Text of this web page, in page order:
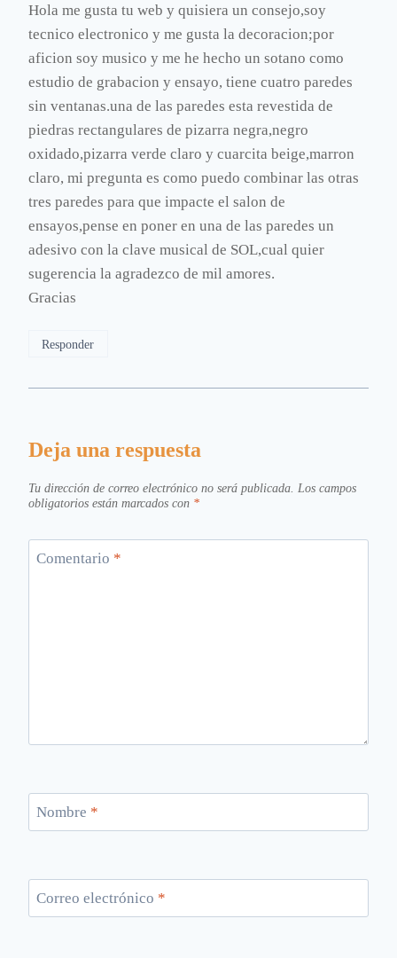
Hola me gusta tu web y quisiera un consejo,soy
tecnico electronico y me gusta la decoracion;por
aficion soy musico y me he hecho un sotano como
estudio de grabacion y ensayo, tiene cuatro paredes
sin ventanas.una de las paredes esta revestida de
piedras rectangulares de pizarra negra,negro
oxidado,pizarra verde claro y cuarcita beige,marron
claro, mi pregunta es como puedo combinar las otras
tres paredes para que impacte el salon de
ensayos,pense en poner en una de las paredes un
adesivo con la clave musical de SOL,cual quier
sugerencia la agradezco de mil amores.
Gracias
Responder
Deja una respuesta
Tu dirección de correo electrónico no será publicada. Los campos
obligatorios están marcados con *
Comentario *
Nombre *
Correo electrónico *